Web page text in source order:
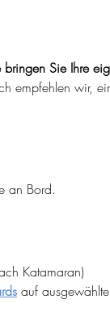
Sie Ihre
empfehlen wir,
an Bord.
Katamaran)
auf